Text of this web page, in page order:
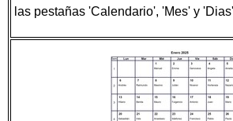
las pestañas 'Calendario', 'Mes' y